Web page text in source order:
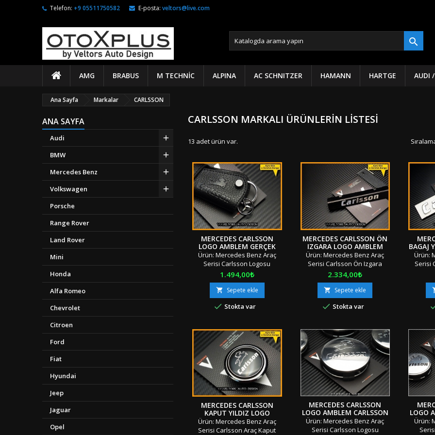
Telefon: +9 05511750582 E-posta: veltors@live.com

AMG BRABUS M TECHNIC ALPINA AC SCHNITZER HAMANN HARTGE AUDI
Ana Sayfa Markalar CARLSSON
ANA SAYFA
Audi
BMW
Mercedes Benz
Volkswagen
Porsche
Range Rover
Land Rover
Mini
Honda
Alfa Romeo
Chevrolet
Citroen
Ford
Fiat
Hyundai
Jeep
Jaguar
Opel
CARLSSON MARKALI ÜRÜNLERIN LISTESI
13 adet ürün var.
MERCEDES CARLSSON
LOGO AMBLEM GERÇEK
DERI ANAHTARLIK
Ürün: Mercedes Benz Araç
Serisi Carlsson Logosu
Amblemi Gerçek Deri
Anahtarlık Adet: Tek Parça
Boyut: Standart Materyal:
Gerçek Deri Uyumluluk: Tüm
Sınıf ve SerilerM2 + D4"Orjinal
&amp; Aynı Gün &amp; Hızlı
Gönderi &amp; İndirimli Kargo
"" Türkiye'nin Her Yerine Aras
Kargo ile İndirimli Kargo...
Fiyat
1.494,00₺
 Sepete ekle
 Stokta var
MERCEDES CARLSSON ÖN
IZGARA LOGO AMBLEM
Ürün: Mercedes Benz Araç
Serisi Carlsson Ön Izgara
Logosu Amblemi Adet: Tek
Parça Boyut: Standart
Materyal: OEM Ürün/ Geçmeli
/ Vidalı Uyumluluk: Tüm Sınıf
ve SerilerP2"Orjinal / Orijinal
&amp; Aynı Gün &amp; Hızlı
Gönderi &amp; İndirimli Kargo
"" Türkiye'nin Her Yerine Aras
Kargo ile İndirimli Kargo
&amp;...
Fiyat
2.334,00₺
 Sepete ekle
 Stokta var
BAGAJ
Ürün:
Serisi
Tek
Sınıf
&amp;
Gönderi
""
MERCEDES CARLSSON
KAPUT YILDIZ LOGO
AMBLEM
Ürün: Mercedes Benz Araç
Serisi Carlsson Araç Kaput
MERCEDES CARLSSON
LOGO AMBLEM CARLSSON
JANT GÖBEĞI GÖBEK
KAPAK SETI
Ürün: Mercedes Benz Araç
Serisi Carlsson Logosu
LOGO
Ürün: